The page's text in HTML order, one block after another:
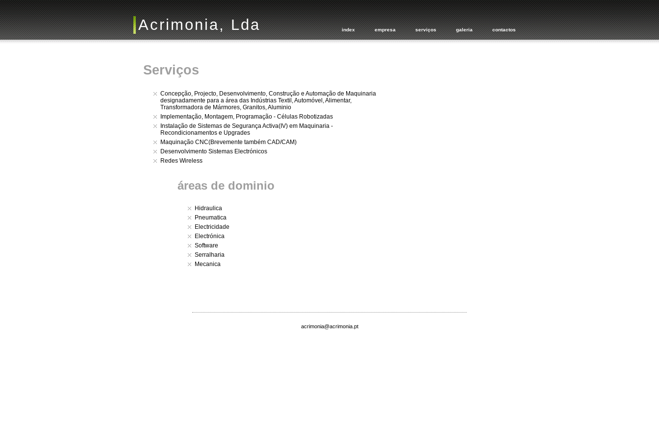
Acrimonia, Lda index empresa serviços galeria contactos
Serviços
Concepção, Projecto, Desenvolvimento, Construção e Automação de Maquinaria
designadamente para a área das Indústrias Textil, Automóvel, Alimentar,
Transformadora de Mármores, Granitos, Aluminio
Implementação, Montagem, Programação - Células Robotizadas
Instalação de Sistemas de Segurança Activa(IV) em Maquinaria -
Recondicionamentos e Upgrades
Maquinação CNC(Brevemente também CAD/CAM)
Desenvolvimento Sistemas Electrónicos
Redes Wireless
áreas de dominio
Hidraulica
Pneumatica
Electricidade
Electrónica
Software
Serralharia
Mecanica
acrimonia@acrimonia.pt